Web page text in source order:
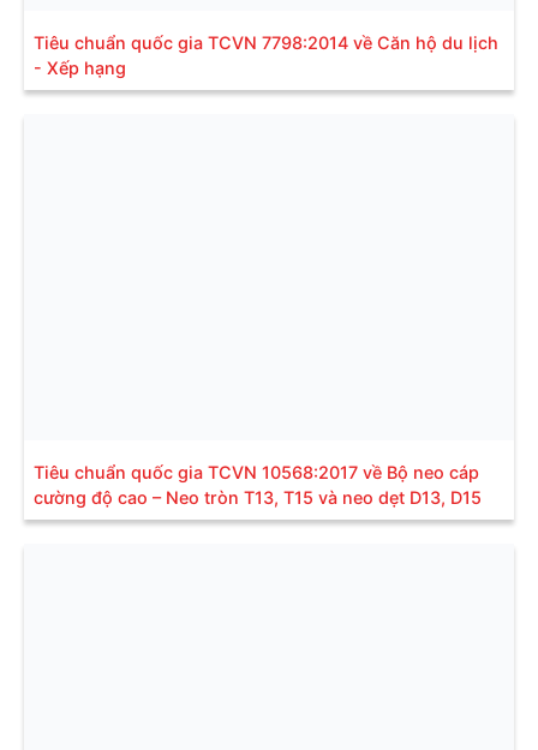
Tiêu chuẩn quốc gia TCVN 7798:2014 về Căn hộ du lịch
- Xếp hạng
Tiêu chuẩn quốc gia TCVN 10568:2017 về Bộ neo cáp
cường độ cao – Neo tròn T13, T15 và neo dẹt D13, D15